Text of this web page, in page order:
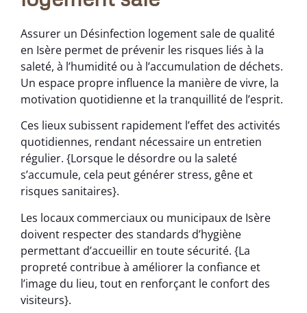
Assurer un Désinfection logement sale de qualité
en Isère permet de prévenir les risques liés à la
saleté, à l’humidité ou à l’accumulation de déchets.
Un espace propre influence la manière de vivre, la
motivation quotidienne et la tranquillité de l’esprit.
Ces lieux subissent rapidement l’effet des activités
quotidiennes, rendant nécessaire un entretien
régulier. {Lorsque le désordre ou la saleté
s’accumule, cela peut générer stress, gêne et
risques sanitaires}.
Les locaux commerciaux ou municipaux de Isère
doivent respecter des standards d’hygiène
permettant d’accueillir en toute sécurité. {La
propreté contribue à améliorer la confiance et
l’image du lieu, tout en renforçant le confort des
visiteurs}.